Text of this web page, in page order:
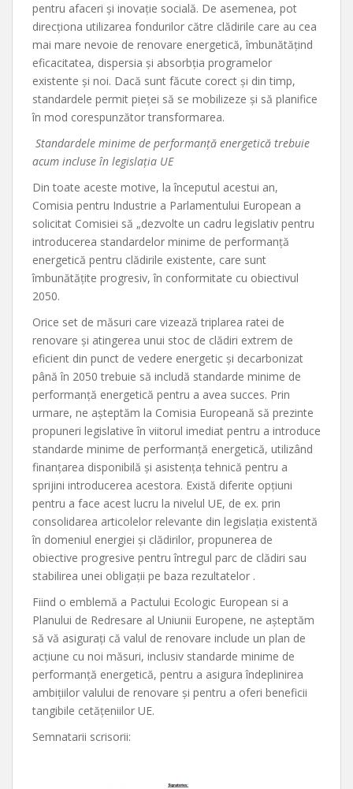
pentru afaceri și inovaţie socială. De asemenea, pot
direcționa utilizarea fondurilor către clădirile care au cea
mai mare nevoie de renovare energetică, îmbunătățind
eficacitatea, dispersia și absorbția programelor
existente și noi. Dacă sunt făcute corect şi din timp,
standardele permit pieței să se mobilizeze și să planifice
în mod corespunzător transformarea.
Standardele minime de performanță energetică trebuie
acum incluse în legislația UE
Din toate aceste motive, la începutul acestui an,
Comisia pentru Industrie a Parlamentului European a
solicitat Comisiei să „dezvolte un cadru legislativ pentru
introducerea standardelor minime de performanță
energetică pentru clădirile existente, care sunt
îmbunătăţite progresiv, în conformitate cu obiectivul
2050.
Orice set de măsuri care vizează triplarea ratei de
renovare și atingerea unui stoc de clădiri extrem de
eficient din punct de vedere energetic și decarbonizat
până în 2050 trebuie să includă standarde minime de
performanță energetică pentru a avea succes. Prin
urmare, ne așteptăm la Comisia Europeană să prezinte
propuneri legislative în viitorul imediat pentru a introduce
standarde minime de performanță energetică, utilizând
finanțarea disponibilă și asistența tehnică pentru a
sprijini introducerea acestora. Există diferite opțiuni
pentru a face acest lucru la nivelul UE, de ex. prin
consolidarea articolelor relevante din legislația existentă
în domeniul energiei și clădirilor, propunerea de
obiective progresive pentru întregul parc de clădiri sau
stabilirea unei obligații pe baza rezultatelor .
Fiind o emblemă a Pactului Ecologic European si a
Planului de Redresare al Uniunii Europene, ne așteptăm
să vă asiguraţi că valul de renovare include un plan de
acțiune cu noi măsuri, inclusiv standarde minime de
performanță energetică, pentru a asigura îndeplinirea
ambițiilor valului de renovare și pentru a oferi beneficii
tangibile cetățeniilor UE.
Semnatarii scrisorii: